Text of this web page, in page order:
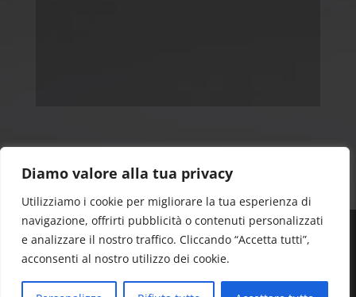
Diamo valore alla tua privacy
Utilizziamo i cookie per migliorare la tua esperienza di
navigazione, offrirti pubblicità o contenuti personalizzati
e analizzare il nostro traffico. Cliccando “Accetta tutti”,
acconsenti al nostro utilizzo dei cookie.
© 2025 |Ristorante Anima Sarda
Cantù (CO) | Grafica e Realizzazione Sito Web: